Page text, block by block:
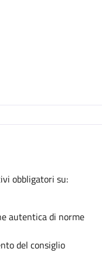
obbligatori su:
autentica di norme
del consiglio